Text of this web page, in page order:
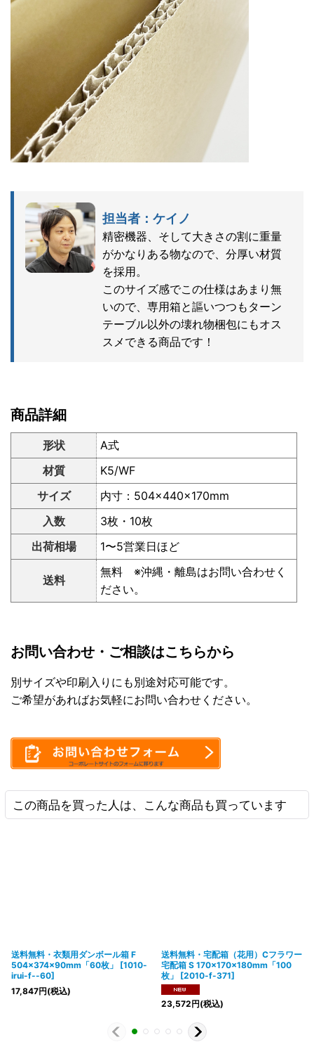
担当者：ケイノ
精密機器、そして大きさの割に重量
がかなりある物なので、分厚い材質
を採用。
このサイズ感でこの仕様はあまり無
いので、専用箱と謳いつつもターン
テーブル以外の壊れ物梱包にもオス
スメできる商品です！
商品詳細
形状
A式
材質
K5/WF
サイズ
内寸：504×440×170mm
入数
3枚・10枚
出荷相場
1〜5営業日ほど
送料
無料 ※沖縄・離島はお問い合わせく
ださい。
お問い合わせ・ご相談はこちらから
別サイズや印刷入りにも別途対応可能です。
ご希望があればお気軽にお問い合わせください。
この商品を買った人は、こんな商品も買っています
送料無料・衣類用ダンボール箱 F
504×374×90mm「60枚」
[1010-
irui-f--60]
17,847円(税込)
送料無料・宅配箱（花用）Cフラワー
宅配箱 S 170×170×180mm「100
枚」
[2010-f-371]
23,572円(税込)